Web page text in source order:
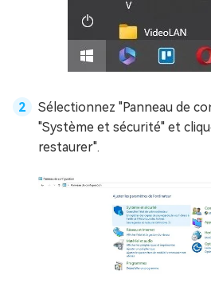
Sélectionnez "Panneau de
"Système et sécurité" et
restaurer".